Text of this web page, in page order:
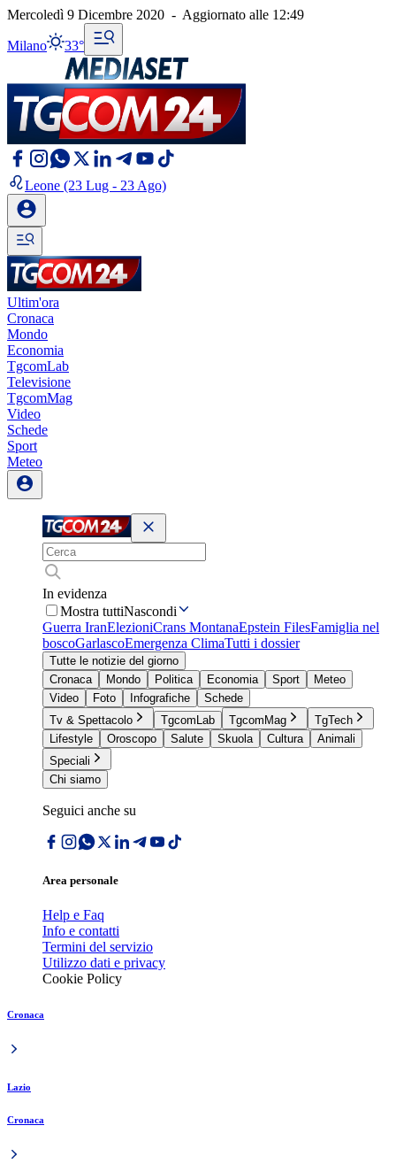
Mercoledì 9 Dicembre 2020 - Aggiornato alle 12:49
Milano 33°
Leone (23 Lug - 23 Ago)
Ultim'ora
Cronaca
Mondo
Economia
TgcomLab
Televisione
TgcomMag
Video
Schede
Sport
Meteo
In evidenza
Mostra tuttiNascondi
Guerra IranElezioniCrans MontanaEpstein FilesFamiglia nel
boscoGarlascoEmergenza ClimaTutti i dossier
Tutte le notizie del giorno
Cronaca
Mondo Politica Economia Sport
Meteo
Video
Foto Infografiche
Schede
Tv & Spettacolo
TgcomLab TgcomMag
TgTech
Lifestyle
Oroscopo Salute Skuola Cultura
Animali
Speciali
Chi siamo
Seguici anche su
Area personale
Help e Faq
Info e contatti
Termini del servizio
Utilizzo dati e privacy
Cookie Policy
Cronaca
Lazio
Cronaca